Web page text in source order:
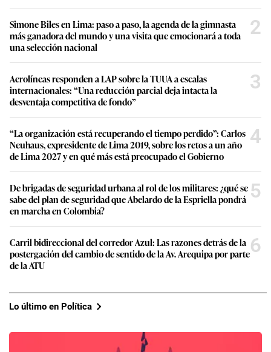
Simone Biles en Lima: paso a paso, la agenda de la gimnasta
más ganadora del mundo y una visita que emocionará a toda
una selección nacional
2
Aerolíneas responden a LAP sobre la TUUA a escalas
internacionales: “Una reducción parcial deja intacta la
desventaja competitiva de fondo”
3
“La organización está recuperando el tiempo perdido”: Carlos
Neuhaus, expresidente de Lima 2019, sobre los retos a un año
de Lima 2027 y en qué más está preocupado el Gobierno
4
De brigadas de seguridad urbana al rol de los militares: ¿qué se
sabe del plan de seguridad que Abelardo de la Espriella pondrá
en marcha en Colombia?
5
Carril bidireccional del corredor Azul: Las razones detrás de la
postergación del cambio de sentido de la Av. Arequipa por parte
de la ATU
6
Lo último en Política